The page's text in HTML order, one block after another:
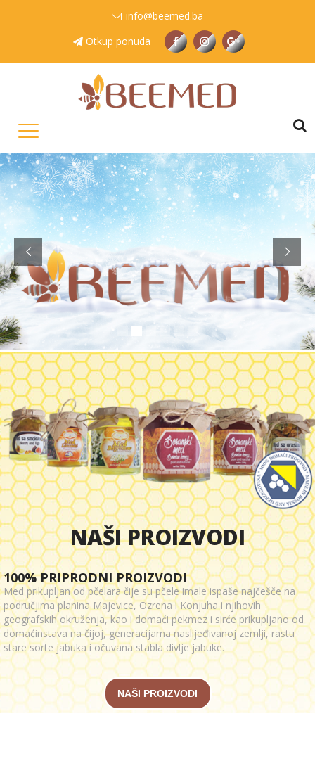
info@beemed.ba
Otkup ponuda
NAŠI PROIZVODI
100% PRIPRODNI PROIZVODI
Med prikupljan od pčelara čije su pčele imale ispaše najčešče na
područjima planina Majevice, Ozrena i Konjuha i njihovih
geografskih okruženja, kao i domaći pekmez i sirće prikupljano od
domaćinstava na čijoj, generacijama naslijeđivanoj zemlji, rastu
stare sorte jabuka i očuvana stabla divlje jabuke.
NAŠI PROIZVODI